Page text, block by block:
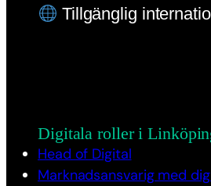
Tillgänglig
Digitala roller i
Head of Digital
Marknadsansvarig med